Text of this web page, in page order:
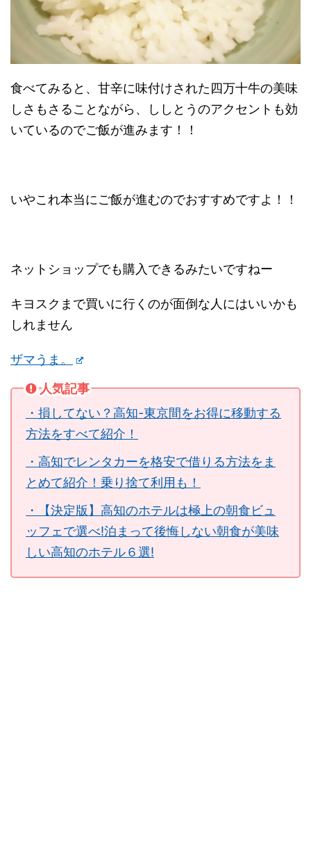
食べてみると、甘辛に味付けされた四万十牛の美味
しさもさることながら、ししとうのアクセントも効
いているのでご飯が進みます！！
いやこれ本当にご飯が進むのでおすすめですよ！！
ネットショップでも購入できるみたいですねー
キヨスクまで買いに行くのが面倒な人にはいいかも
しれません
ザマうま。
人気記事
・損してない？高知-東京間をお得に移動する
方法をすべて紹介！
・高知でレンタカーを格安で借りる方法をま
とめて紹介！乗り捨て利用も！
・【決定版】高知のホテルは極上の朝食ビュ
ッフェで選べ!泊まって後悔しない朝食が美味
しい高知のホテル６選!